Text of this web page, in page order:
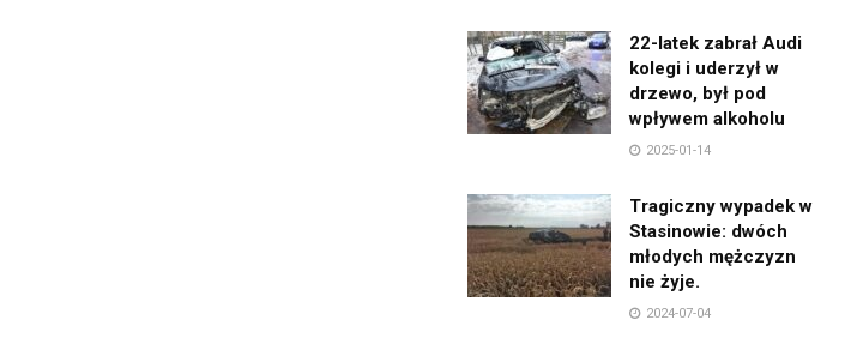
22-latek zabrał Audi
kolegi i uderzył w
drzewo, był pod
wpływem alkoholu
2025-01-14
Tragiczny wypadek w
Stasinowie: dwóch
młodych mężczyzn
nie żyje.
2024-07-04